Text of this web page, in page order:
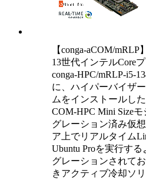
【conga-aCOM/
13世代インテルCore
conga-HPC/mRLP-i5-
に、ハイパーバイザ
ムをインストールし
COM-HPC Mini Size
グレーション済み仮
ア上でリアルタイム
Ubuntu Proを実行す
グレーションされて
きアクティブ冷却ソ